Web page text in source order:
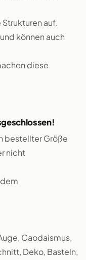
auf.
können auch
diese
bestellter Größe
nicht
Caodaismus,
Deko, Basteln,